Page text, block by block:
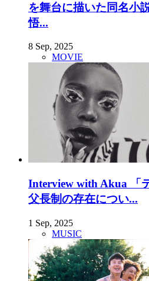
を舞台に描いた同名小
悟...
8 Sep, 2025
MOVIE
Interview with Akua 「
父長制の存在につい...
1 Sep, 2025
MUSIC